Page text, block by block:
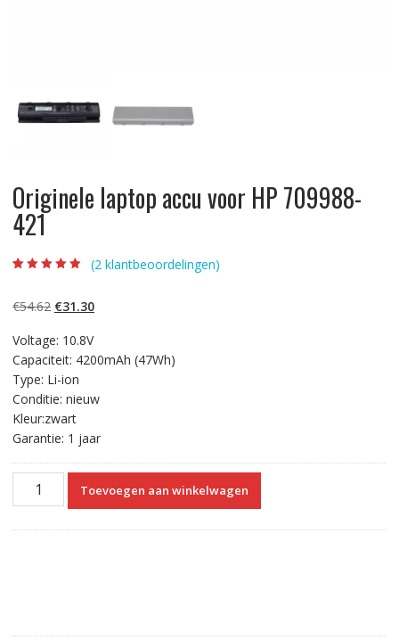
Originele laptop accu voor HP 709988-
421
gebaseerd op
klantbeoordelin
(2 klantbeoordelingen)
€54.62 Oorspronkelijke
was:
€54.62.
€31.30Huidige
€31.30.
Voltage: 10.8V
Capaciteit: 4200mAh (47Wh)
Type: Li-ion
Conditie: nieuw
Kleur:zwart
Garantie: 1 jaar
Originele
Toevoegen aan winkelwagen